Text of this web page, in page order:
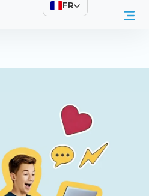
FR
dans le Golfe |